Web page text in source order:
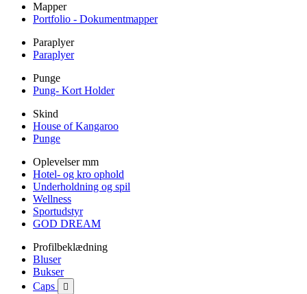
Mapper
Portfolio - Dokumentmapper
Paraplyer
Paraplyer
Punge
Pung- Kort Holder
Skind
House of Kangaroo
Punge
Oplevelser mm
Hotel- og kro ophold
Underholdning og spil
Wellness
Sportudstyr
GOD DREAM
Profilbeklædning
Bluser
Bukser
Caps
